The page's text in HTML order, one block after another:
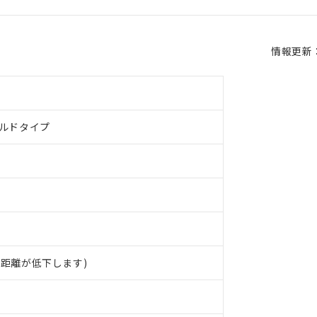
情報更新
ドタイプ
離が低下します)
指令（10物質）の非含有に対応した製品が提供可能な商品です。
指令（10物質）の非含有に対応した製品に切り替える予定のある商
指令（10物質）の非含有の対応状況を調査中または確認中の商